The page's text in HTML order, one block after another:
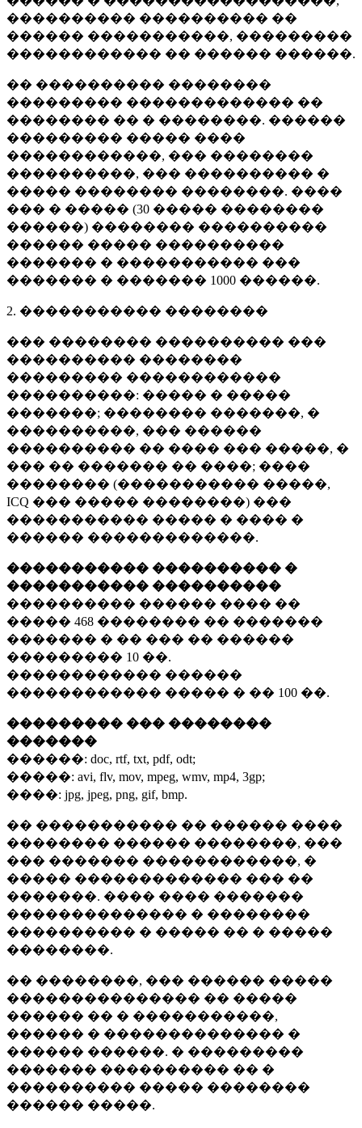
���������� ���������� ��
������ �����������, ���������
������������ �� ������ ������.
�� ���������� ��������
��������� ������������� ��
�������� �� � ��������. ������
��������� ����� ����
������������, ��� ��������
����������, ��� ���������� �
����� �������� ��������. ����
��� � ����� (30 ����� ��������
������) �������� ����������
������ ����� ����������
������� � ����������� ���
������� � ������� 1000 ������.
2. ����������� ��������
��� �������� ���������� ���
���������� ��������
��������� ������������
����������: ����� � �����
�������; �������� �������, �
����������, ��� ������
���������� �� ���� ��� �����, �
��� �� ������� �� ����; ����
�������� (����������� �����,
ICQ ��� ����� ��������) ���
����������� ����� � ���� �
������ �������������.
����������� ���������� �
����������� ����������
���������� ������ ���� ��
����� 468 �������� �� �������
������� � �� ��� �� ������
��������� 10 ��.
������������ ������
������������ ����� � �� 100 ��.
��������� ��� ��������
�������
������: doc, rtf, txt, pdf, odt;
�����: avi, flv, mov, mpeg, wmv, mp4, 3gp;
����: jpg, jpeg, png, gif, bmp.
�� ����������� �� ������ ����
�������� ������ ��������, ���
��� ������� ������������, �
����� ������������� ��� ��
�������. ���� ���� �������
�������������� � ��������
���������� � ����� �� � �����
��������.
�� ��������, ��� ������ �����
��������������� �� �����
������ �� � �����������,
������ � �������������� �
������ ������. � ���������
������� ���������� �� �
���������� ����� ��������
������ �����.